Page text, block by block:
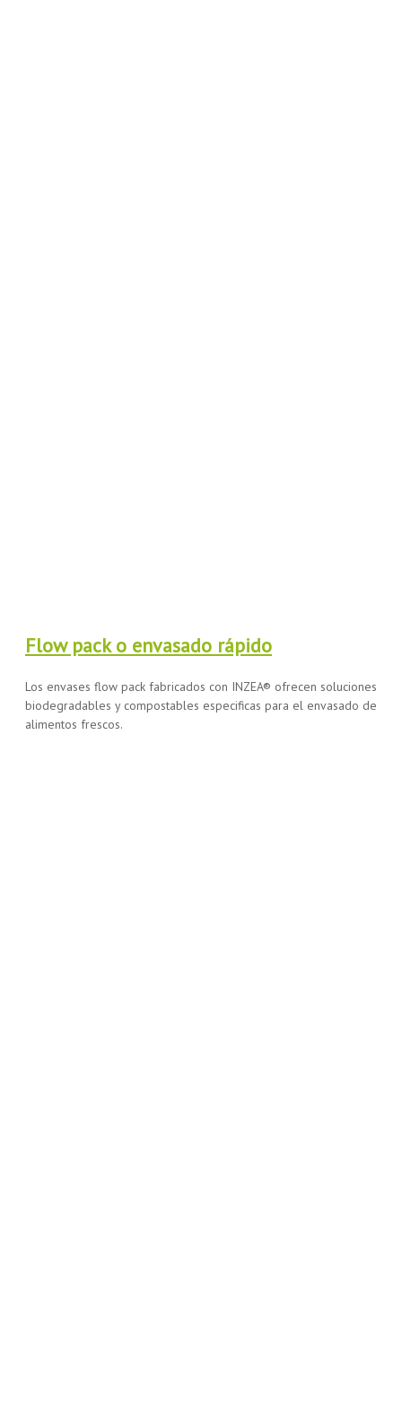
Flow pack o envasado rápido
Los envases flow pack fabricados con INZEA® ofrecen soluciones
biodegradables y compostables especificas para el envasado de
alimentos frescos.